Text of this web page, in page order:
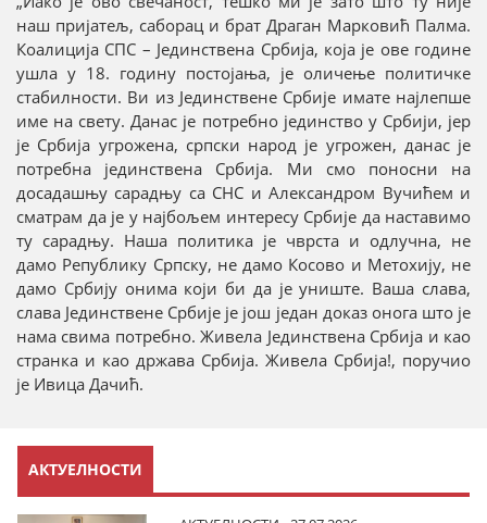
наш пријатељ, саборац и брат Драган Марковић Палма.
Коалиција СПС – Јединствена Србија, која је ове године
ушла у 18. годину постојања, је оличење политичке
стабилности. Ви из Јединствене Србије имате најлепше
име на свету. Данас је потребно јединство у Србији, јер
је Србија угрожена, српски народ је угрожен, данас је
потребна јединствена Србија. Ми смо поносни на
досадашњу сарадњу са СНС и Александром Вучићем и
сматрам да је у најбољем интересу Србије да наставимо
ту сарадњу. Наша политика је чврста и одлучна, не
дамо Републику Српску, не дамо Косово и Метохију, не
дамо Србију онима који би да је униште. Ваша слава,
слава Јединствене Србије је још један доказ онога што је
нама свима потребно. Живела Јединствена Србија и као
странка и као држава Србија. Живела Србија!, поручио
је Ивица Дачић.
АКТУЕЛНОСТИ